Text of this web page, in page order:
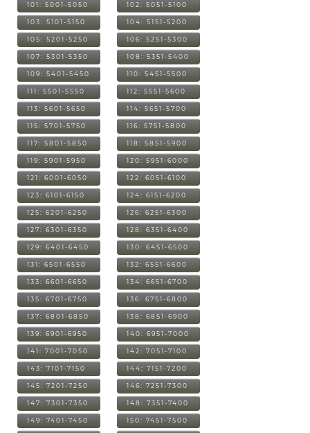
101: 5001-5050 102: 5051-5100
103: 5101-5150 104: 5151-5200
105: 5201-5250 106: 5251-5300
107: 5301-5350 108: 5351-5400
109: 5401-5450 110: 5451-5500
111: 5501-5550 112: 5551-5600
113: 5601-5650 114: 5651-5700
115: 5701-5750 116: 5751-5800
117: 5801-5850 118: 5851-5900
119: 5901-5950 120: 5951-6000
121: 6001-6050 122: 6051-6100
123: 6101-6150 124: 6151-6200
125: 6201-6250 126: 6251-6300
127: 6301-6350 128: 6351-6400
129: 6401-6450 130: 6451-6500
131: 6501-6550 132: 6551-6600
133: 6601-6650 134: 6651-6700
135: 6701-6750 136: 6751-6800
137: 6801-6850 138: 6851-6900
139: 6901-6950 140: 6951-7000
141: 7001-7050 142: 7051-7100
143: 7101-7150 144: 7151-7200
145: 7201-7250 146: 7251-7300
147: 7301-7350 148: 7351-7400
149: 7401-7450 150: 7451-7500